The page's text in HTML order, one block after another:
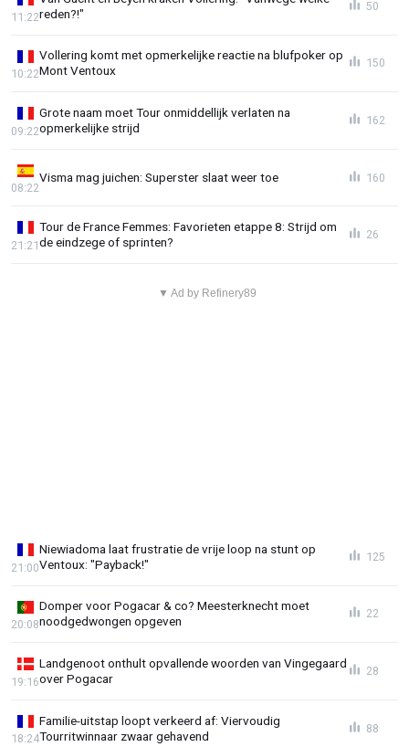
reden?!"
11:22
50
Vollering komt met opmerkelijke reactie na blufpoker op
Mont Ventoux
10:22
150
Grote naam moet Tour onmiddellijk verlaten na
opmerkelijke strijd
09:22
162
Visma mag juichen: Superster slaat weer toe
08:22
160
Tour de France Femmes: Favorieten etappe 8: Strijd om
de eindzege of sprinten?
21:21
26
▼ Ad by Refinery89
Niewiadoma laat frustratie de vrije loop na stunt op
Ventoux: "Payback!"
21:00
125
Domper voor Pogacar & co? Meesterknecht moet
noodgedwongen opgeven
20:08
22
Landgenoot onthult opvallende woorden van Vingegaard
over Pogacar
19:16
28
Familie-uitstap loopt verkeerd af: Viervoudig
Tourritwinnaar zwaar gehavend
18:24
88